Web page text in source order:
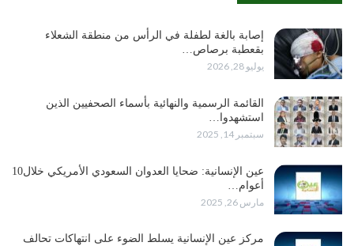
إصابة بالغة لطفلة في الرأس من منطقة الشعلاء
بقعطبة برصاص…
يوليو 28, 2026
القائمة الرسمية والنهائية بأسماء الصحفيين الذين
استشهدوا…
سبتمبر 14, 2025
عين الإنسانية: ضحايا العدوان السعودي الأمريكي خلال10
أعوام…
مارس 26, 2025
مركز عين الإنسانية يسلط الضوء على انتهاكات تحالف